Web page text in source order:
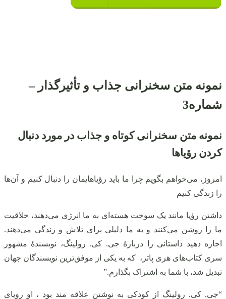
نمونه متن سخنرانی جذاب و تأثیرگذار –
شماره3
نمونه متن سخنرانی کوتاه و جذاب در مورد دنبال
کردن رؤیاها
امروز، می‌خواهم بگویم چرا ما باید رؤیاهایمان را دنبال کنیم و آن‌ها
را زندگی کنیم
داشتن رؤیا مانند یک سوخت هسته‌ای به ما انرژی می‌دهند، خلاقیت
ما را روشن می‌کنند و به ما دلیلی برای تلاش و زندگی می‌دهند.
اجازه دهید داستانی را دربارهٔ جی. کی. رولینگ، نویسندهٔ مشهور
سری کتاب‌های هری پاتر، که به یکی از موفق‌ترین نویسندگان جهان
تبدیل شد، با شما به اشتراک بگذارم.”
“جی. کی. رولینگ از کودکی به نوشتن علاقه مند بود ، او رویای